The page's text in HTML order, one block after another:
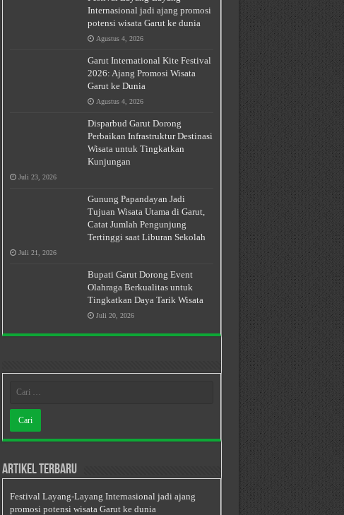
Internasional jadi ajang promosi
potensi wisata Garut ke dunia
Agustus 4, 2026
Garut International Kite Festival
2026: Ajang Promosi Wisata
Garut ke Dunia
Agustus 4, 2026
Disparbud Garut Dorong
Perbaikan Infrastruktur Destinasi
Wisata untuk Tingkatkan
Kunjungan
Juli 23, 2026
Gunung Papandayan Jadi
Tujuan Wisata Utama di Garut,
Catat Jumlah Pengunjung
Tertinggi saat Liburan Sekolah
Juli 21, 2026
Bupati Garut Dorong Event
Olahraga Berkualitas untuk
Tingkatkan Daya Tarik Wisata
Juli 20, 2026
Artikel Terbaru
Festival Layang-Layang Internasional jadi ajang
promosi potensi wisata Garut ke dunia